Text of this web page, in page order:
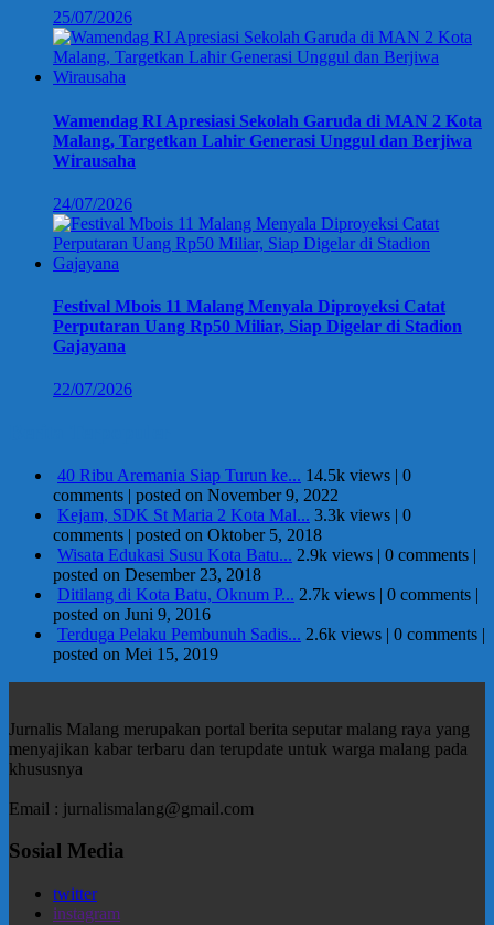
25/07/2026
Wamendag RI Apresiasi Sekolah Garuda di MAN 2 Kota
Malang, Targetkan Lahir Generasi Unggul dan Berjiwa
Wirausaha
24/07/2026
Festival Mbois 11 Malang Menyala Diproyeksi Catat
Perputaran Uang Rp50 Miliar, Siap Digelar di Stadion
Gajayana
22/07/2026
40 Ribu Aremania Siap Turun ke... 14.5k views | 0
comments | posted on November 9, 2022
Kejam, SDK St Maria 2 Kota Mal... 3.3k views | 0
comments | posted on Oktober 5, 2018
Wisata Edukasi Susu Kota Batu... 2.9k views | 0 comments |
posted on Desember 23, 2018
Ditilang di Kota Batu, Oknum P... 2.7k views | 0 comments |
posted on Juni 9, 2016
Terduga Pelaku Pembunuh Sadis... 2.6k views | 0 comments |
posted on Mei 15, 2019
Jurnalis Malang merupakan portal berita seputar malang raya yang
menyajikan kabar terbaru dan terupdate untuk warga malang pada
khususnya
Email : jurnalismalang@gmail.com
Sosial Media
twitter
instagram